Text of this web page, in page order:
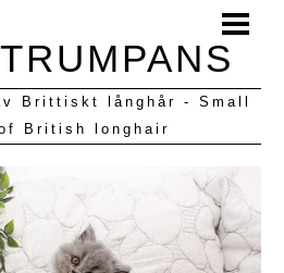
Brittiskt långhår - Small
British longhair